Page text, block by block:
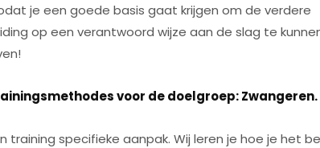
je een goede basis gaat krijgen om de verdere
op een verantwoord wijze aan de slag te
voor de doelgroep: Zwangeren.
specifieke aanpak. Wij leren je hoe je het